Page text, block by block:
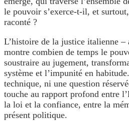
le pouvoir s’exerce-t-il, et
raconté ?
L’histoire de la justice italienne
montre combien de temps le
soustraire au jugement,
système et l’impunité en
technique, ni une question
touche au rapport profond entre
la loi et la confiance, entre la
présent politique.